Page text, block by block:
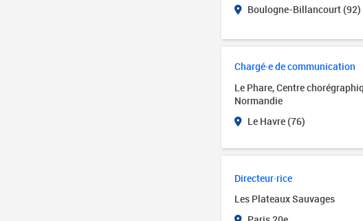
Boulogne-Billancourt (92)
Chargé·e de communication
Le Phare, Centre
Normandie
Le Havre (76)
Directeur·rice
Les Plateaux Sauvages